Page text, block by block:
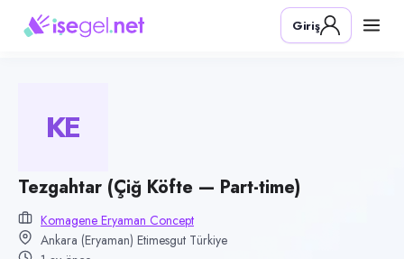
Pozisyon
Tezgahtar (Çiğ Köfte — Part-time)
Kategori
Konum
Etimesgut, Ankara (Eryaman)
Çalışma şekli
Giriş
KE
Tezgahtar (Çiğ Köfte — Part-time)
Komagene Eryaman Concept
Ankara (Eryaman) Etimesgut Türkiye